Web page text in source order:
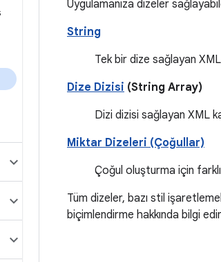
Uygulamanıza dizeler
String
Tek bir dize sağlayan XML
Dize Dizisi (String Array)
Dizi dizisi sağlayan XML
Miktar Dizeleri (Çoğullar)
Çoğul oluşturma için
Tüm dizeler, bazı stil
biçimlendirme hakkında bilgi